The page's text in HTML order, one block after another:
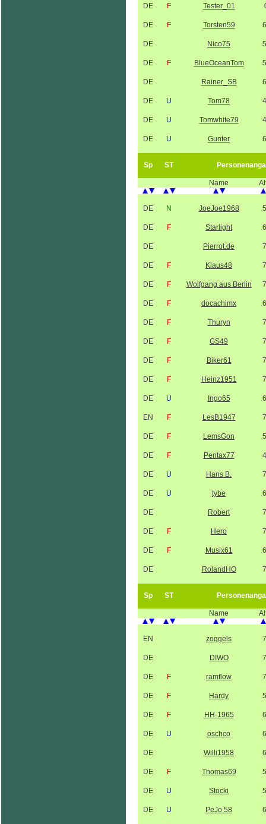
DE F Tester_01
DE F Torsten59
DE Nico75
DE F BlueOceanTom
DE Rainer_SB
DE U Tom78
DE U Tomwhite79
DE U Gunter
Sp ST
Name
DE N JoeJoe1968
DE F Starlight
DE Pierrot.de
DE F Klaus48
DE F Wolfgang aus Berlin
DE F docachimx
DE F Thuryn
DE F GS49
DE F Biker61
DE F Heinz1951
DE U Ingo65
EN F LesB1947
DE F LemsGon
DE F Pentax77
DE U Hans B.
DE U tybe
DE Robert
DE F Hero
DE F Musix61
DE RolandHO
Sp ST
Name
EN zoggels
DE DIWO
DE F ramflow
DE F Hardy
DE F HH-1965
DE U oschco
DE Willi1958
DE F Thomas69
DE U Stocki
DE U PeJo 58